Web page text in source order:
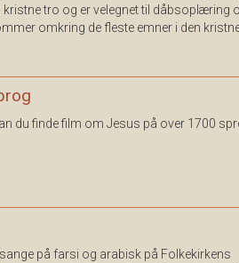
tro og er velegnet til dåbsoplæring
omkring de fleste emner i den
du finde film om Jesus på over 1700
på farsi og arabisk på Folkekirkens